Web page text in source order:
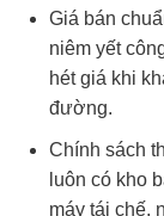
Giá bán
niêm yết
hét giá khi
đường.
Chính sách
luôn có kho
máy tái chế,